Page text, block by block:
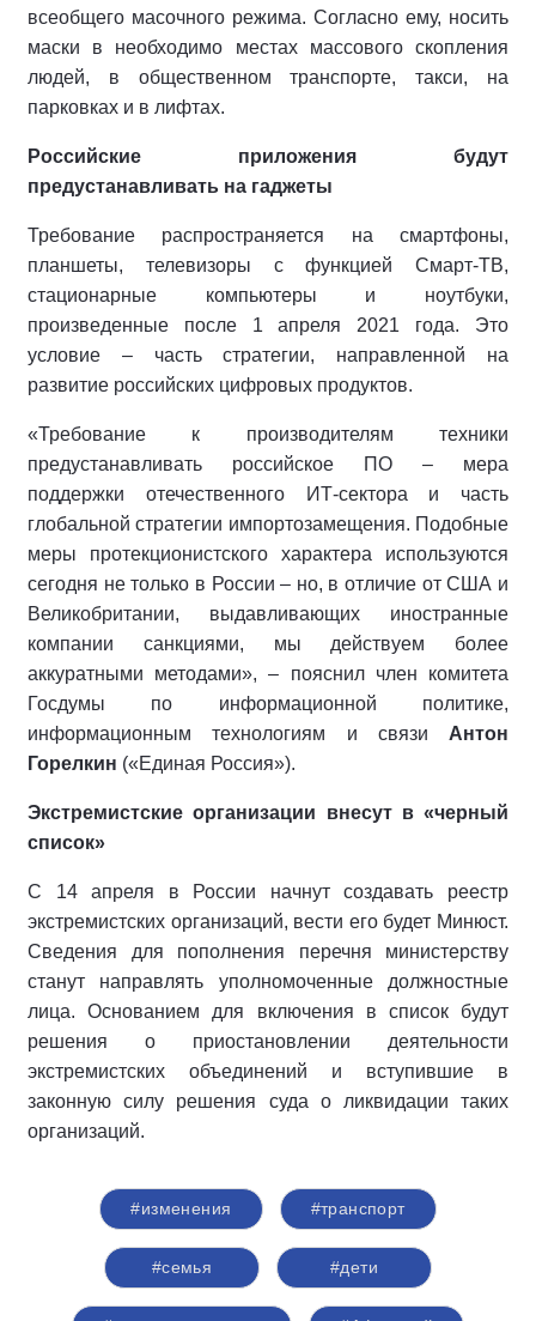
всеобщего масочного режима. Согласно ему, носить
маски в необходимо местах массового скопления
людей, в общественном транспорте, такси, на
парковках и в лифтах.
Российские приложения будут
предустанавливать на гаджеты
Требование распространяется на смартфоны,
планшеты, телевизоры с функцией Смарт-ТВ,
стационарные компьютеры и ноутбуки,
произведенные после 1 апреля 2021 года. Это
условие – часть стратегии, направленной на
развитие российских цифровых продуктов.
«Требование к производителям техники
предустанавливать российское ПО – мера
поддержки отечественного ИТ-сектора и часть
глобальной стратегии импортозамещения. Подобные
меры протекционистского характера используются
сегодня не только в России – но, в отличие от США и
Великобритании, выдавливающих иностранные
компании санкциями, мы действуем более
аккуратными методами», – пояснил член комитета
Госдумы по информационной политике,
информационным технологиям и связи Антон
Горелкин («Единая Россия»).
Экстремистские организации внесут в «черный
список»
С 14 апреля в России начнут создавать реестр
экстремистских организаций, вести его будет Минюст.
Сведения для пополнения перечня министерству
станут направлять уполномоченные должностные
лица. Основанием для включения в список будут
решения о приостановлении деятельности
экстремистских объединений и вступившие в
законную силу решения суда о ликвидации таких
организаций.
#изменения #транспорт
#семья #дети